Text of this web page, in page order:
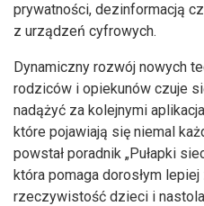
prywatności, dezinformacją
z urządzeń cyfrowych.
Dynamiczny rozwój nowych
rodziców i opiekunów czuje
nadążyć za kolejnymi
które pojawiają się niemal
powstał poradnik „Pułapki
która pomaga dorosłym
rzeczywistość dzieci i